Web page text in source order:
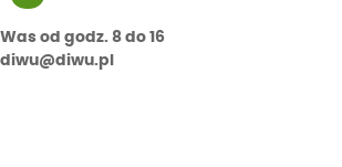
od godz. 8 do 16